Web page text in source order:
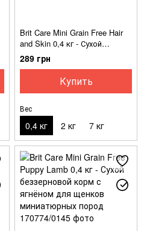
Brit Care Mini Grain Free Hair
and Skin 0,4 кг - Сухой
беззерновой корм с лососем
и сельдью для взрослых
длинношерстных собак
миниатюрных пород
289 грн
Купить
Вес
0,4 кг 2 кг 7 кг